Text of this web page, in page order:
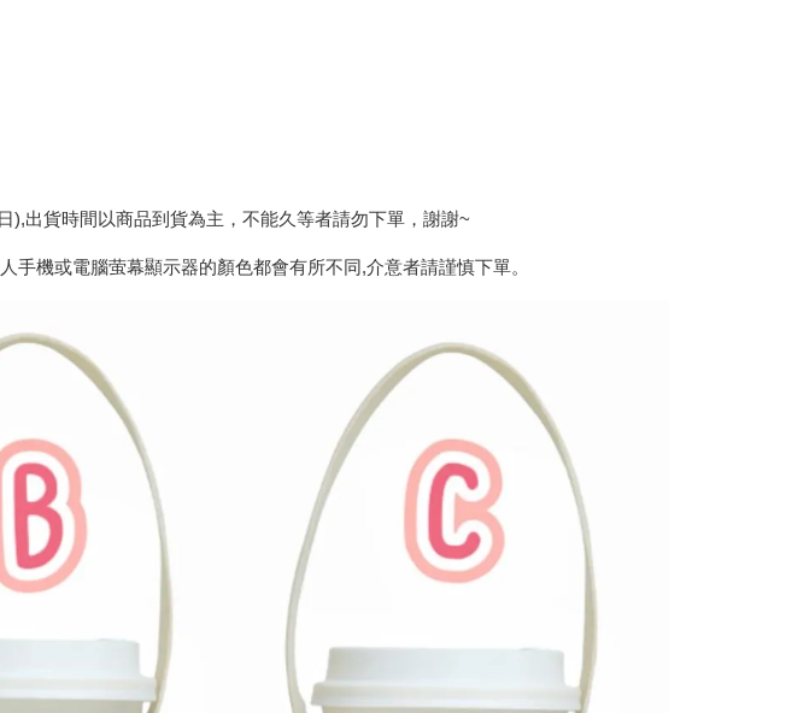
),出貨時間以商品到貨為主，不能久等者請勿下單，謝謝~
機或電腦萤幕顯示器的顏色都會有所不同,介意者請謹慎下單。